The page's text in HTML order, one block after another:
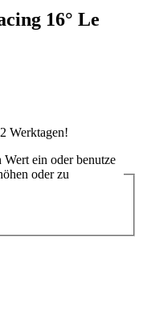
16° Le
Werktagen!
ein oder benutze
oder zu